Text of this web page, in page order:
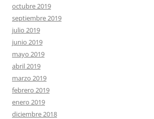
octubre 2019
septiembre 2019
julio 2019
junio 2019
mayo 2019
abril 2019
marzo 2019
febrero 2019
enero 2019
diciembre 2018